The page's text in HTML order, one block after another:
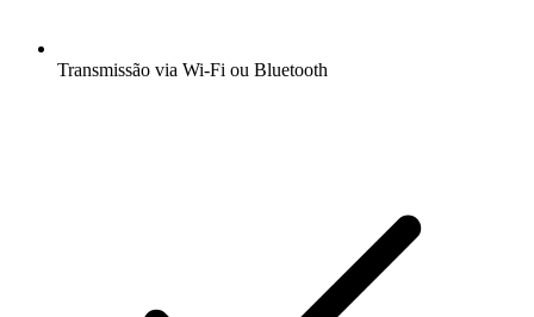
Transmissão via Wi-Fi ou Bluetooth